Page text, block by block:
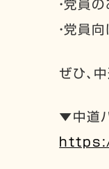
・党員
・党員
ぜひ、
▼中道